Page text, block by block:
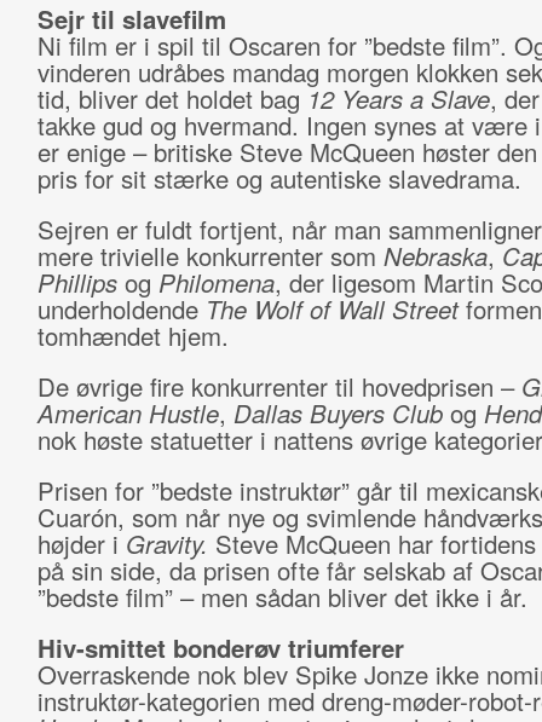
Sejr til slavefilm
Ni film er i spil til Oscaren for ”bedste film”.
vinderen udråbes mandag morgen klokken
tid, bliver det holdet bag 12 Years a Slave,
takke gud og hvermand. Ingen synes at være
er enige – britiske Steve McQueen høster
pris for sit stærke og autentiske slavedrama.
Sejren er fuldt fortjent, når man
mere trivielle konkurrenter som Nebraska,
Phillipsog Philomena, der ligesom Martin
underholdende The Wolf of Wall Street
tomhændet hjem.
De øvrige fire konkurrenter til hovedprisen –
American Hustle, Dallas Buyers Club og
nok høste statuetter i nattens øvrige
Prisen for ”bedste instruktør” går til
Cuarón, som når nye og svimlende
højder i Gravity. Steve McQueen har
på sin side, da prisen ofte får selskab af
”bedste film” – men sådan bliver det ikke i år.
Hiv-smittet bonderøv triumferer
Overraskende nok blev Spike Jonze ikke
instruktør-kategorien med dreng-møder-robot-